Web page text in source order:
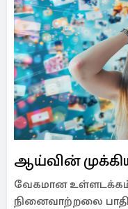
ஆய்வின்
வேகமான உள்ளடக்கம்
நினைவாற்றலை